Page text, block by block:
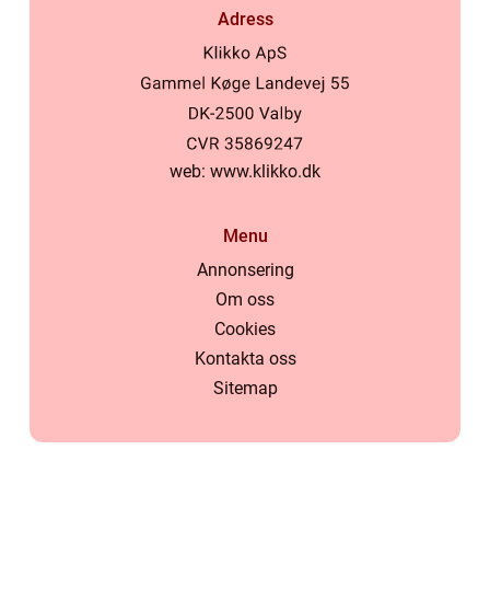
Adress
web: www.klikko.dk
Menu
Annonsering
Om oss
Cookies
Kontakta oss
Sitemap